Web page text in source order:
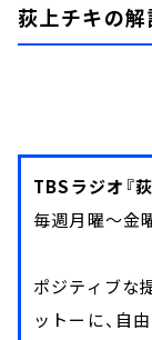
荻上チキの解
TBSラジオ『
毎週月曜～金
ポジティブな
ットーに、自